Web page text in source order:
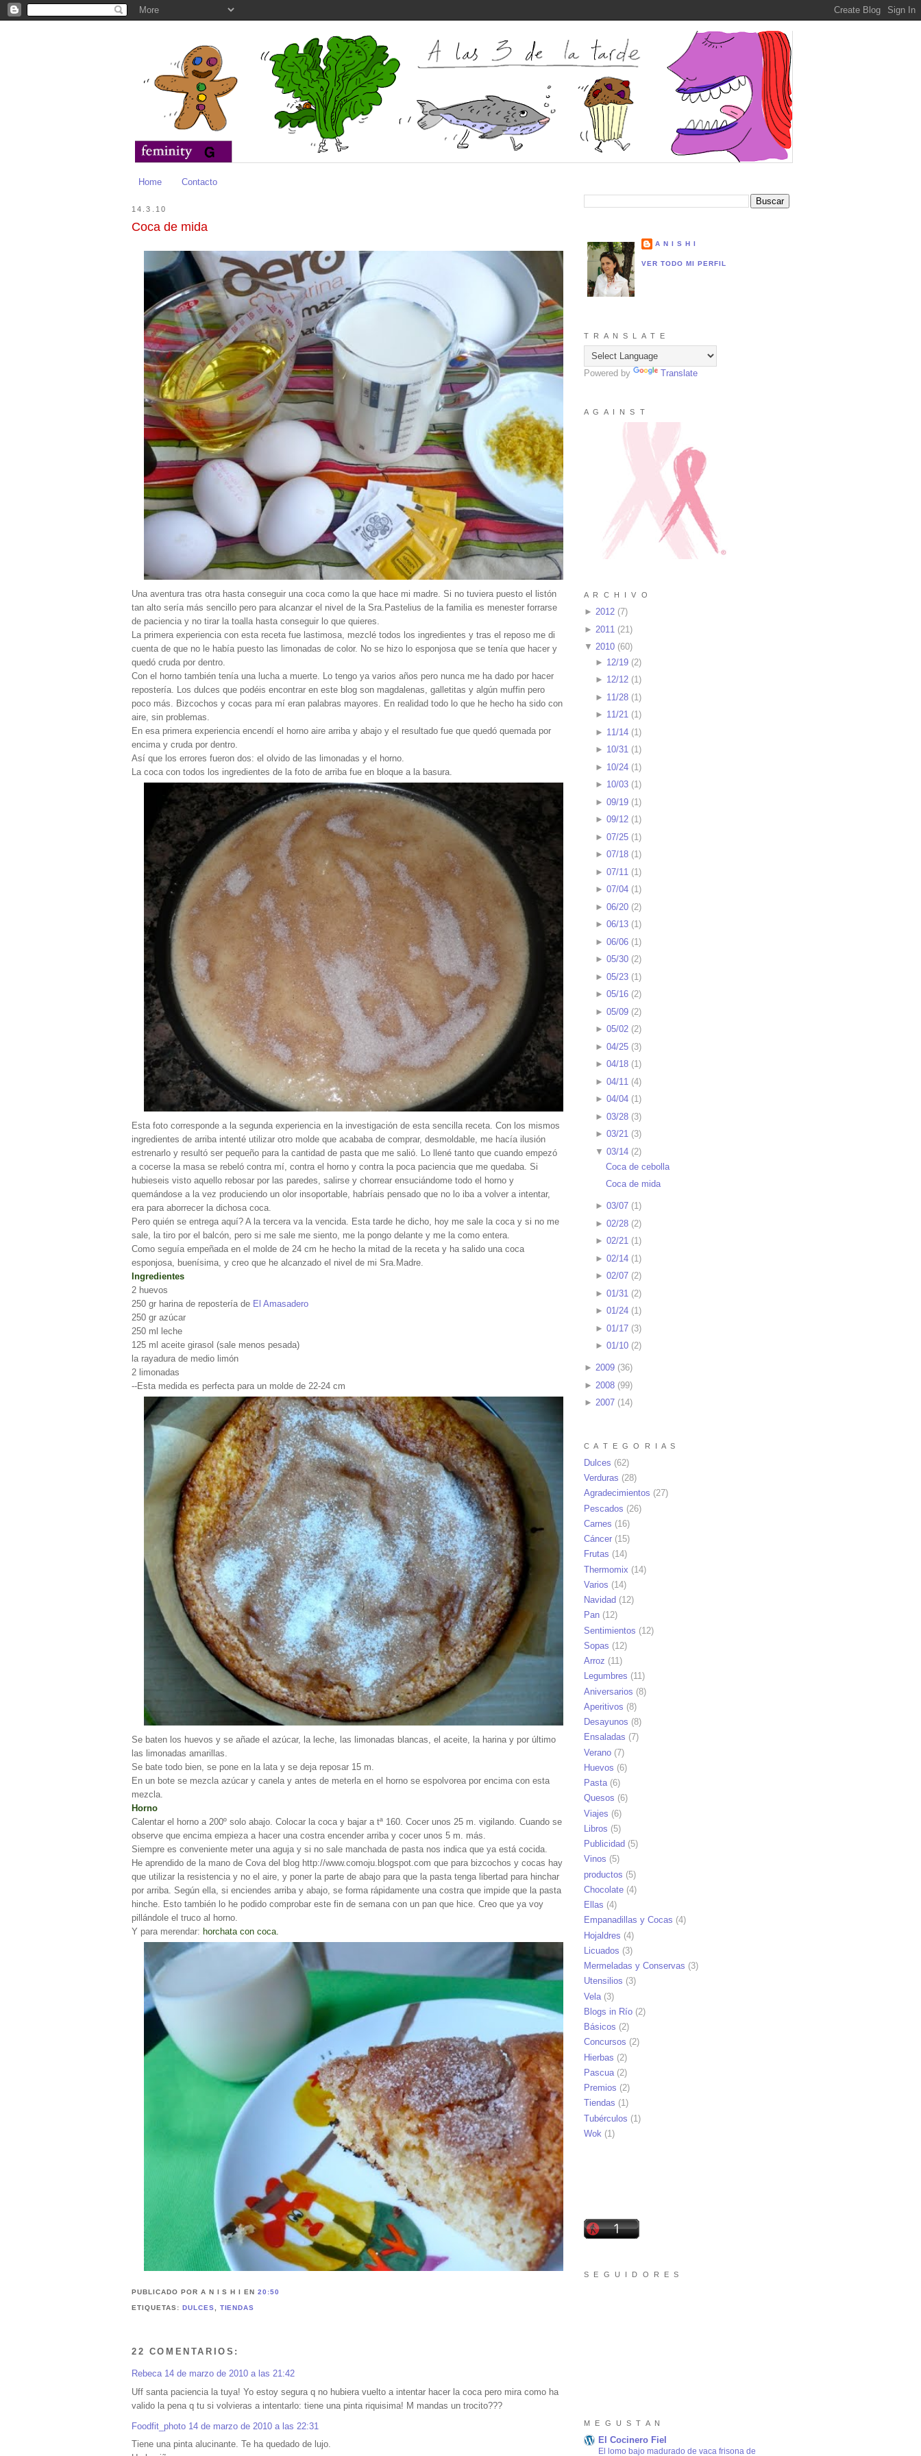
Home Contacto
14.3.10
Coca de mida
Una aventura tras otra hasta conseguir una coca como la que hace mi madre. Si no tuviera puesto el listón
tan alto sería más sencillo pero para alcanzar el nivel de la Sra.Pastelius de la familia es menester forrarse
de paciencia y no tirar la toalla hasta conseguir lo que quieres.
La primera experiencia con esta receta fue lastimosa, mezclé todos los ingredientes y tras el reposo me di
cuenta de que no le había puesto las limonadas de color. No se hizo lo esponjosa que se tenía que hacer y
quedó cruda por dentro.
Con el horno también tenía una lucha a muerte. Lo tengo ya varios años pero nunca me ha dado por hacer
repostería. Los dulces que podéis encontrar en este blog son magdalenas, galletitas y algún muffin pero
poco más. Bizcochos y cocas para mí eran palabras mayores. En realidad todo lo que he hecho ha sido con
aire, sin problemas.
En esa primera experiencia encendí el horno aire arriba y abajo y el resultado fue que quedó quemada por
encima y cruda por dentro.
Así que los errores fueron dos: el olvido de las limonadas y el horno.
La coca con todos los ingredientes de la foto de arriba fue en bloque a la basura.
Esta foto corresponde a la segunda experiencia en la investigación de esta sencilla receta. Con los mismos
ingredientes de arriba intenté utilizar otro molde que acababa de comprar, desmoldable, me hacía ilusión
estrenarlo y resultó ser pequeño para la cantidad de pasta que me salió. Lo llené tanto que cuando empezó
a cocerse la masa se rebeló contra mí, contra el horno y contra la poca paciencia que me quedaba. Si
hubieseis visto aquello rebosar por las paredes, salirse y chorrear ensuciándome todo el horno y
quemándose a la vez produciendo un olor insoportable, habríais pensado que no lo iba a volver a intentar,
era para aborrecer la dichosa coca.
Pero quién se entrega aquí? A la tercera va la vencida. Esta tarde he dicho, hoy me sale la coca y si no me
sale, la tiro por el balcón, pero si me sale me siento, me la pongo delante y me la como entera.
Como seguía empeñada en el molde de 24 cm he hecho la mitad de la receta y ha salido una coca
esponjosa, buenísima, y creo que he alcanzado el nivel de mi Sra.Madre.
Ingredientes
2 huevos
250 gr harina de repostería de El Amasadero
250 gr azúcar
250 ml leche
125 ml aceite girasol (sale menos pesada)
la rayadura de medio limón
2 limonadas
--Esta medida es perfecta para un molde de 22-24 cm
Se baten los huevos y se añade el azúcar, la leche, las limonadas blancas, el aceite, la harina y por último
las limonadas amarillas.
Se bate todo bien, se pone en la lata y se deja reposar 15 m.
En un bote se mezcla azúcar y canela y antes de meterla en el horno se espolvorea por encima con esta
mezcla.
Horno
Calentar el horno a 200º solo abajo. Colocar la coca y bajar a tª 160. Cocer unos 25 m. vigilando. Cuando se
observe que encima empieza a hacer una costra encender arriba y cocer unos 5 m. más.
Siempre es conveniente meter una aguja y si no sale manchada de pasta nos indica que ya está cocida.
He aprendido de la mano de Cova del blog http://www.comoju.blogspot.com que para bizcochos y cocas hay
que utilizar la resistencia y no el aire, y poner la parte de abajo para que la pasta tenga libertad para hinchar
por arriba. Según ella, si enciendes arriba y abajo, se forma rápidamente una costra que impide que la pasta
hinche. Esto también lo he podido comprobar este fin de semana con un pan que hice. Creo que ya voy
pillándole el truco al horno.
Y para merendar: horchata con coca.
PUBLICADO POR A N I S H IEN20:50
ETIQUETAS: DULCES TIENDAS
22 COMENTARIOS:
Rebeca 14 de marzo de 2010 a las 21:42
Uff santa paciencia la tuya! Yo estoy segura q no hubiera vuelto a intentar hacer la coca pero mira como ha
valido la pena q tu si volvieras a intentarlo: tiene una pinta riquisima! M mandas un trocito???
Foodfit_photo 14 de marzo de 2010 a las 22:31
Tiene una pinta alucinante. Te ha quedado de lujo.
A N I S H I
VER TODO MI PERFIL
T R A N S L A T E
Powered by Translate
A G A I N S T
A R C H I V O
► 2012 (7)
► 2011 (21 )
▼ 2010 (60)
► 12/19(2)
► 12/12(1)
► 11/28(1)
► 11/21(1)
► 11/14(1)
► 10/31(1)
► 10/24(1)
► 10/03(1)
► 09/19(1)
► 09/12(1)
► 07/25(1)
► 07/18(1)
► 07/11 (1)
► 07/04(1)
► 06/20(2)
► 06/13(1)
► 06/06(1)
► 05/30(2)
► 05/23(1)
► 05/16(2)
► 05/09(2)
► 05/02(2)
► 04/25(3)
► 04/18(1)
► 04/11 (4)
► 04/04(1)
► 03/28(3)
► 03/21(3)
▼ 03/14(2)
Coca de cebolla
Coca de mida
► 03/07(1)
► 02/28(2)
► 02/21(1)
► 02/14(1 )
► 02/07(2)
► 01/31 (2)
► 01/24(1)
► 01/17(3)
► 01/10(2)
► 2009 (36)
► 2008 (99)
► 2007 (14)
C A T E G O R I A S
Dulces (62)
Verduras (28)
Agradecimientos (27)
Pescados (26)
Carnes (16)
Cáncer (15)
Frutas (14)
Thermomix (14)
Varios (14)
Navidad (12)
Pan (12)
Sentimientos (12)
Sopas (12)
Arroz (11)
Legumbres (11)
Aniversarios (8)
Aperitivos (8)
Desayunos (8)
Ensaladas (7)
Verano (7)
Huevos (6)
Pasta(6)
Quesos (6)
Viajes (6)
Libros (5)
Publicidad (5)
Vinos (5)
productos (5)
Chocolate (4)
Ellas (4)
Empanadillas y Cocas (4)
Hojaldres (4)
Licuados (3)
Mermeladas y Conservas (3)
Utensilios (3)
Vela (3)
Blogs in Río (2)
Básicos (2)
Concursos (2)
Hierbas (2)
Pascua (2)
Premios (2)
Tiendas (1)
Tubérculos (1)
Wok (1)
S E G U I D O R E S
M E G U S T A N
El Cocinero Fiel
El lomo bajo madurado de vaca frisona de